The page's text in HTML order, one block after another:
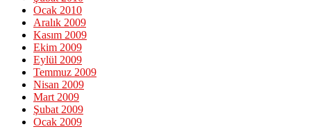
Ocak 2010
Aralık 2009
Kasım 2009
Ekim 2009
Eylül 2009
Temmuz 2009
Nisan 2009
Mart 2009
Şubat 2009
Ocak 2009